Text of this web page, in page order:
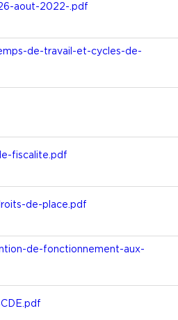
aout-2022-.pdf
de-travail-et-cycles-de-
fiscalite.pdf
de-place.pdf
de-fonctionnement-aux-